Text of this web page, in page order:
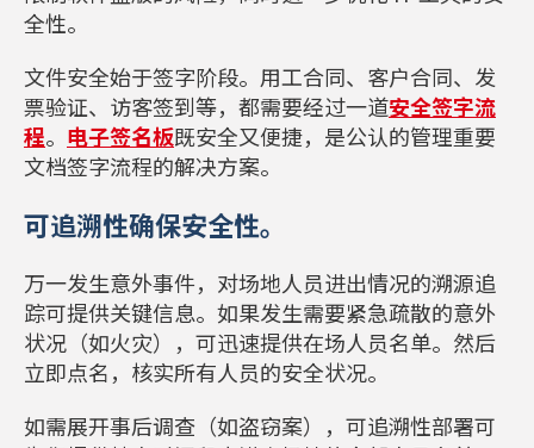
全性。
文件安全始于签字阶段。用工合同、客户合同、发
票验证、访客签到等，都需要经过一道安全签字流
程。 电子签名板既安全又便捷，是公认的管理重要
文档签字流程的解决方案。
可追溯性确保安全性。
万一发生意外事件，对场地人员进出情况的溯源追
踪可提供关键信息。如果发生需要紧急疏散的意外
状况（如火灾），可迅速提供在场人员名单。然后
立即点名，核实所有人员的安全状况。
如需展开事后调查（如盗窃案），可追溯性部署可